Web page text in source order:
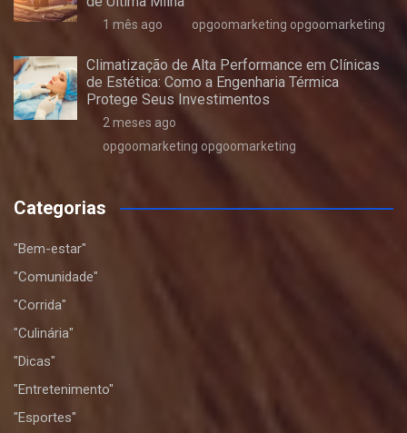
1 mês ago opgoomarketing opgoomarketing
Climatização de Alta Performance em Clínicas
de Estética: Como a Engenharia Térmica
Protege Seus Investimentos
2 meses ago
opgoomarketing opgoomarketing
Categorias
"Bem-estar"
"Comunidade"
"Corrida"
"Culinária"
"Dicas"
"Entretenimento"
"Esportes"